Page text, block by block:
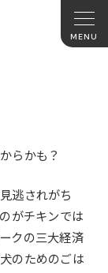
らかも？
逃されがち
がチキンでは
クの三大経済
のためのごは